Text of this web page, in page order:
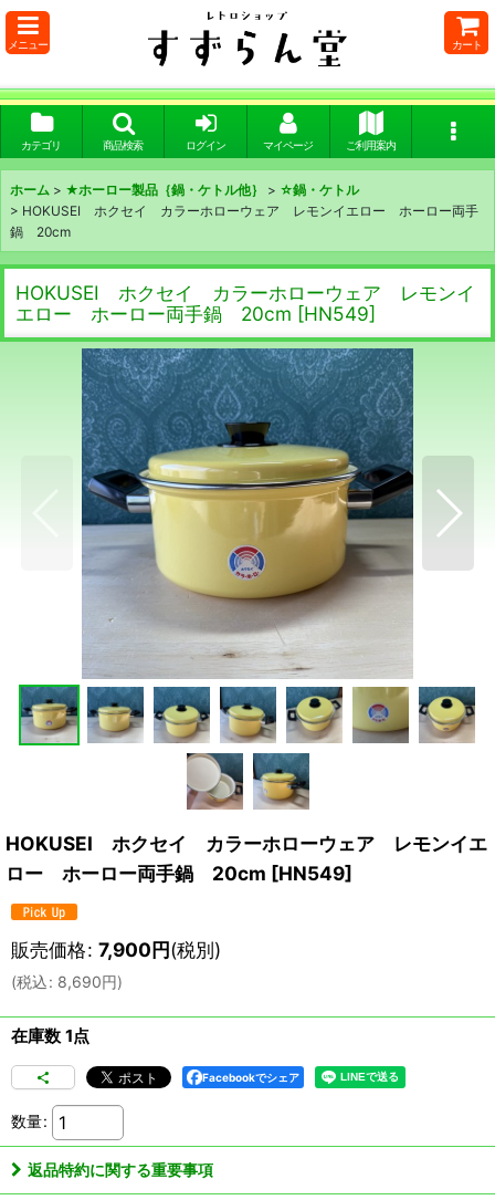
メニュー カート
カテゴリ 商品検索 ログイン マイページ ご利用案内
ホーム > ★ホーロー製品｛鍋・ケトル他｝ > ☆鍋・ケトル
> HOKUSEI ホクセイ カラーホローウェア レモンイエロー ホーロー両手
鍋 20cm
HOKUSEI ホクセイ カラーホローウェア レモンイ
エロー ホーロー両手鍋 20cm [HN549]
HOKUSEI ホクセイ カラーホローウェア レモンイエ
ロー ホーロー両手鍋 20cm [HN549]
販売価格: 7,900円(税別)
(税込: 8,690円)
在庫数 1点
Facebookでシェア
数量:
返品特約に関する重要事項